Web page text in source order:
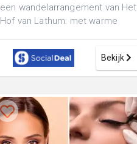
een wandelarrangement van Het
Hof van Lathum: met warme
me...
Bekijk